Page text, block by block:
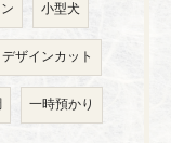
小型犬
デザインカット
一時預かり